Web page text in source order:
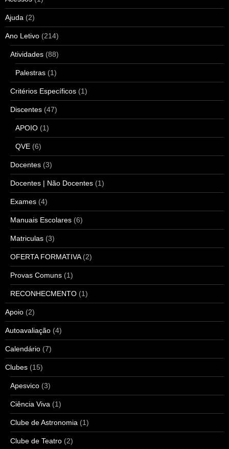
Ajuda (2)
Ano Letivo (214)
Atividades (88)
Palestras (1)
Critérios Específicos (1)
Discentes (47)
APOIO (1)
QVE (6)
Docentes (3)
Docentes | Não Docentes (1)
Exames (4)
Manuais Escolares (6)
Matriculas (3)
OFERTA FORMATIVA(2)
Provas Comuns (1)
RECONHECMENTO (1)
Apoio (2)
Autoavaliação (4)
Calendário (7)
Clubes (15)
Apesvico (3)
Ciência Viva (1)
Clube de Astronomia (1)
Clube de Teatro (2)